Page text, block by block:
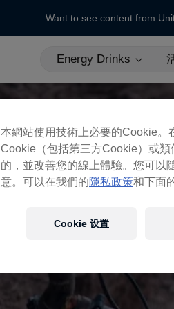
Want to see content from
Energy Drinks
本網站使用技術上必要的Cookie。
Cookie（包括第三方Cookie）或
的，並改善您的線上體驗。您可以
意。可以在我們的隱私政策和下面
Cookie 设置